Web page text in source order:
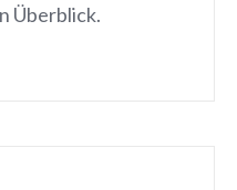
Überblick.